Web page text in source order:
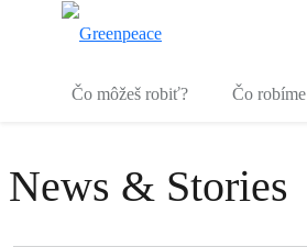
Čo môžeš robiť? Čo robíme
News & Stories